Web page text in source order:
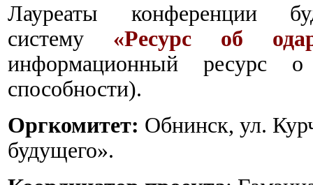
Лауреаты конференции
систему «Ресурс об
информационный ресурс
способности).
Оргкомитет: Обнинск, ул.
будущего».